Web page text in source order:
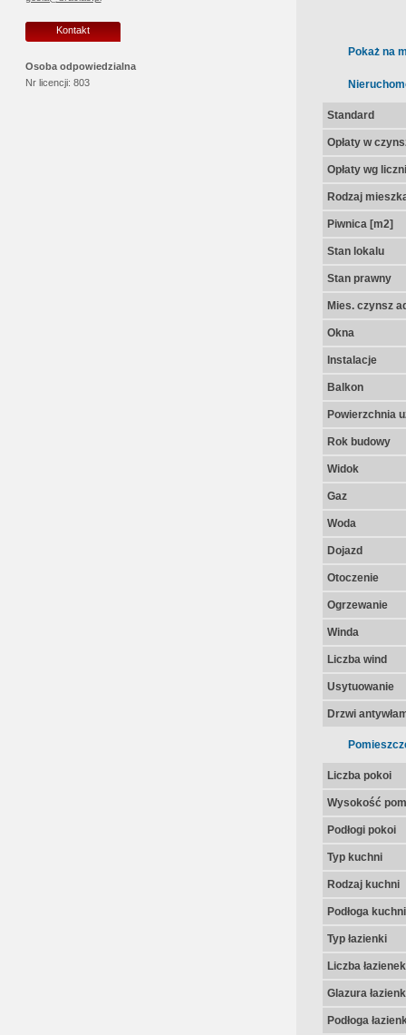
Kontakt
Osoba odpowiedzialna
Nr licencji: 803
Pokaż na
Standard
Opłaty w
Opłaty wg
Rodzaj
Piwnica [m2]
Stan lokalu
Stan prawny
Mies. czynsz
Okna
Instalacje
Balkon
Powierzchnia
Rok budowy
Widok
Gaz
Woda
Dojazd
Otoczenie
Ogrzewanie
Winda
Liczba wind
Usytuowanie
Drzwi
Liczba pokoi
Wysokość
Podłogi pokoi
Typ kuchni
Rodzaj kuchni
Podłoga kuchni
Typ łazienki
Liczba łazienek
Glazura
Podłoga